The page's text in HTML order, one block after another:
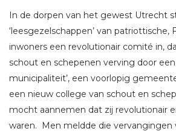
In de dorpen van het gewest Utrecht
‘leesgezelschappen’ van patriottische,
inwoners een revolutionair comité in,
schout en schepenen verving door een
municipaliteit’, een voorlopig
een nieuw college van schout en
mocht aannemen dat zij revolutionair
waren. Men meldde die vervangingen